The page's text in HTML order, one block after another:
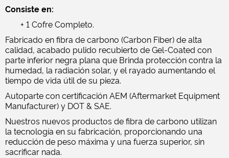
Consiste en:
+ 1 Cofre Completo.
Fabricado en fibra de carbono (Carbon Fiber) de alta
calidad, acabado pulido recubierto de Gel-Coated con
parte inferior negra plana que Brinda protección contra la
humedad, la radiación solar, y el rayado aumentando el
tiempo de vida útil de su pieza.
Autoparte con certificación AEM (Aftermarket Equipment
Manufacturer) y DOT & SAE.
Nuestros nuevos productos de fibra de carbono utilizan
la tecnología en su fabricación, proporcionando una
reducción de peso máxima y una fuerza superior, sin
sacrificar nada.